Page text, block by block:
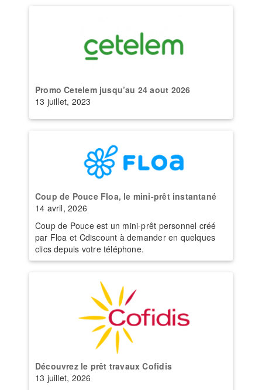
Promo Cetelem jusqu’au 24 aout 2026
13 juillet, 2023
Coup de Pouce Floa, le mini-prêt instantané
14 avril, 2026
Coup de Pouce est un mini-prêt personnel créé
par Floa et Cdiscount à demander en quelques
clics depuis votre téléphone.
Découvrez le prêt travaux Cofidis
13 juillet, 2026